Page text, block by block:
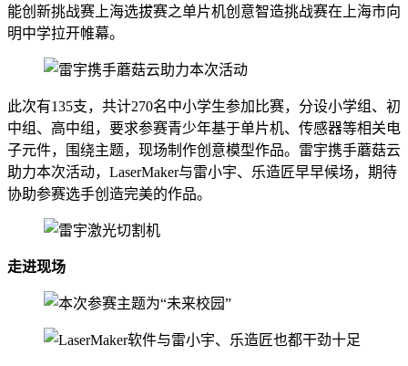
能创新挑战赛上海选拔赛之单片机创意智造挑战赛在上海市向
明中学拉开帷幕。
此次有135支，共计270名中小学生参加比赛，分设小学组、初
中组、高中组，要求参赛青少年基于单片机、传感器等相关电
子元件，围绕主题，现场制作创意模型作品。雷宇携手蘑菇云
助力本次活动，LaserMaker与雷小宇、乐造匠早早候场，期待
协助参赛选手创造完美的作品。
走进现场